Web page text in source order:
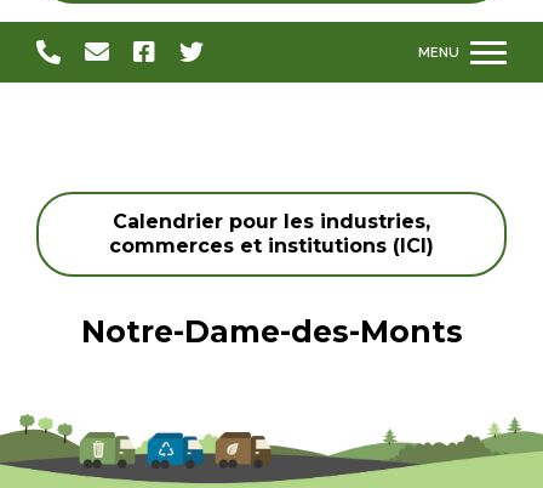
Calendrier pour les industries,
commerces et institutions (ICI)
Notre-Dame-des-Monts